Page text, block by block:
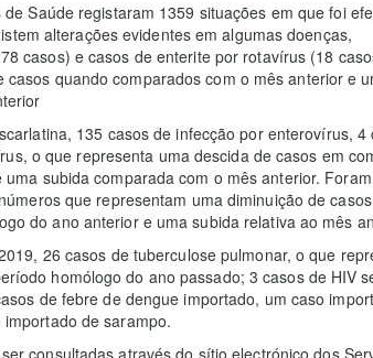
Saúde registaram 1359 situações em que foi
alterações evidentes em algumas doenças,
casos) e casos de enterite por rotavírus (18
quando comparados com o mês anterior e
135 casos de infecção por enterovírus, 4
o que representa uma descida de casos em
subida comparada com o mês anterior.
que representam uma diminuição de
do ano anterior e uma subida relativa ao mês
26 casos de tuberculose pulmonar, o que
homólogo do ano passado; 3 casos de HIV
de febre de dengue importado, um caso
de sarampo.
consultadas através do sítio electrónico dos